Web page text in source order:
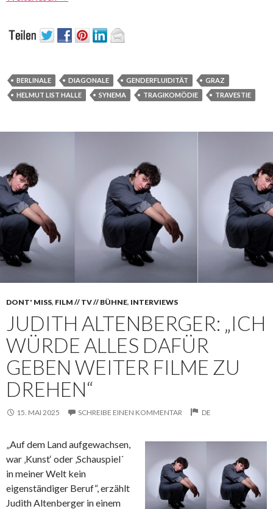
BERLINALE DIAGONALE GENDERFLUIDITÄT
GRAZ
HELMUT LIST HALLE
SYNEMA TRAGIKOMÖDIE TRAVESTIE
DONT' MISS, FILM // TV // BÜHNE, INTERVIEWS
JUDITH ALTENBERGER: „ICH
WÜRDE ALLES DAFÜR
GEBEN WEITER FILME ZU
DREHEN“
15. MAI 2025 SCHREIBE EINEN KOMMENTAR DE
„Auf dem Land aufgewachsen,
war ‚Kunst‘ oder ‚Schauspiel´
in meiner Welt kein
eigenständiger Beruf“, erzählt
Judith Altenberger in einem